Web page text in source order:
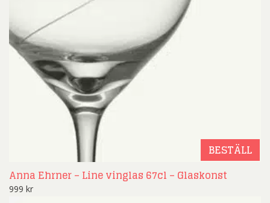
BESTÄLL
Anna Ehrner – Line vinglas 67cl – Glaskonst
999 kr